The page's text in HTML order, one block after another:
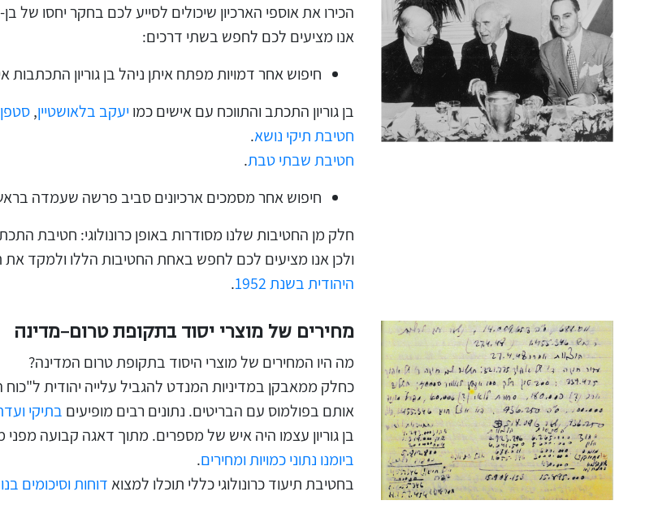
הכירו את אוספי הארכיון שיכולים לסייע לכם בחקר יחסו של בן-
אנו מציעים לכם לחפש בשתי דרכים:
חיפוש אחר דמויות מפתח איתן ניהל בן גוריון התכתבות
בן גוריון התכתב והתווכח עם אישים כמויעקב בלאושטיין,סטפן
חטיבת תיקי נושא.
חטיבת שבתי טבת.
חיפוש אחר מסמכים ארכיונים סביב פרשה שעמדה
חלק מן החטיבות שלנו מסודרות באופן כרונולוגי: חטיבת
ולכן אנו מציעים לכם לחפש באחת החטיבות הללו ולמקד את
היהודית בשנת 1952
.
מחירים של מוצרי יסוד בתקופת טרום-מדינה
מה היו המחירים של מוצרי היסוד בתקופת טרום המדינה?
כחלק ממאבקן במדיניות המנדט להגביל עלייה יהודית
אותם בפולמוס עם הבריטים. נתונים רבים מופיעים בתיקי
בן גוריון עצמו היה איש של מספרים. מתוך דאגה קבועה
ביומנו נתוני כמויות ומחירים.
בחטיבת תיעוד כרונולוגי כללי תוכלו למצואדוחות וסיכומים